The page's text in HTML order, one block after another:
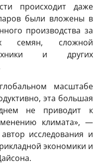
происходит даже
были вложены в
производства за
семян, сложной
техники и других
масштабе
эта большая
не приводит к
климата», —
исследования и
экономики и